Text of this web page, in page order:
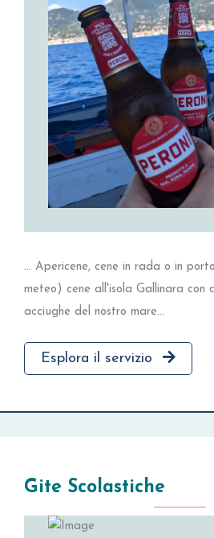
... Apericene, cene in rada o in
meteo) cene all'isola Gallinara con
acciughe del nostro mare...
Esplora il servizio
Gite Scolastiche